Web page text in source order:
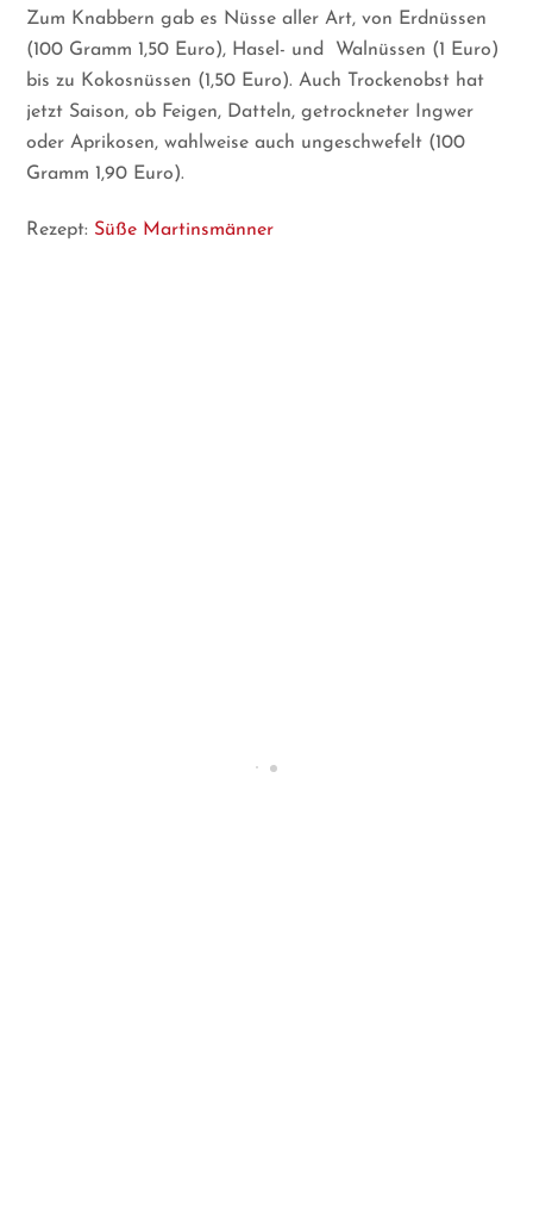
Zum Knabbern gab es Nüsse aller Art, von Erdnüssen
(100 Gramm 1,50 Euro), Hasel- und
Walnüssen (1 Euro)
bis zu Kokosnüssen (1,50 Euro). Auch Trockenobst hat
jetzt Saison, ob Feigen, Datteln, getrockneter Ingwer
oder Aprikosen, wahlweise auch ungeschwefelt (100
Gramm 1,90 Euro).
Rezept: Süße Martinsmänner